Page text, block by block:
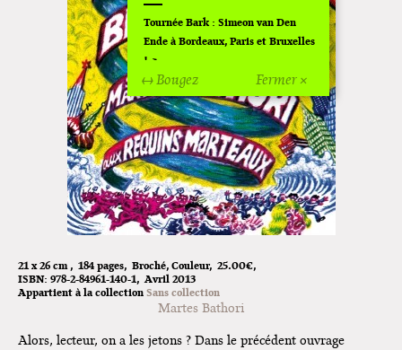
21 x 26 cm 184 pages Broché Couleur 25.00€
ISBN: 978-2-84961-140-1 Avril 2013
Appartient à la collection Sans collection
Martes Bathori
Alors, lecteur, on a les jetons ? Dans le précédent ouvrage
Fermer ×
↔ Bougez
Tournée Bark : Simeon van Den
Ende à Bordeaux, Paris et Bruxelles
!
Off Of Off d'Angoulême 2024
Superette de noël à Pola
L'exposition de Fungirl à
Montpellier !
Lancements de "Ras le bol" de
Cardon
Exposition "Fungirl : Funeral
Home" à Colomiers
Pich à Paris et Vincennes !